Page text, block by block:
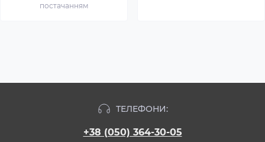
постачанням
ТЕЛЕФОНИ:
+38 (050) 364-30-05